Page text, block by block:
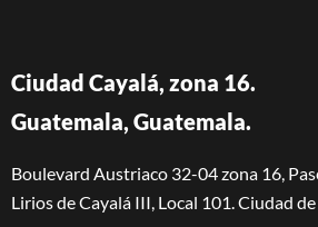
Ciudad Cayalá, zona 16.
Guatemala, Guatemala.
Boulevard Austriaco 32-04 zona 16,
Lirios de Cayalá III, Local 101. Ciudad